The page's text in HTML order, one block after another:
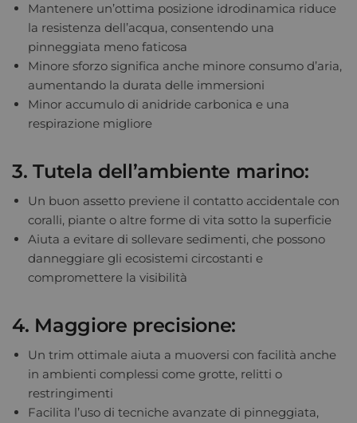
Mantenere un’ottima posizione idrodinamica riduce
la resistenza dell’acqua, consentendo una
pinneggiata meno faticosa
Minore sforzo significa anche minore consumo d’aria,
aumentando la durata delle immersioni
Minor accumulo di anidride carbonica e una
respirazione migliore
3. Tutela dell’ambiente marino:
Un buon assetto previene il contatto accidentale con
coralli, piante o altre forme di vita sotto la superficie
Aiuta a evitare di sollevare sedimenti, che possono
danneggiare gli ecosistemi circostanti e
compromettere la visibilità
4. Maggiore precisione:
Un trim ottimale aiuta a muoversi con facilità anche
in ambienti complessi come grotte, relitti o
restringimenti
Facilita l’uso di tecniche avanzate di pinneggiata,